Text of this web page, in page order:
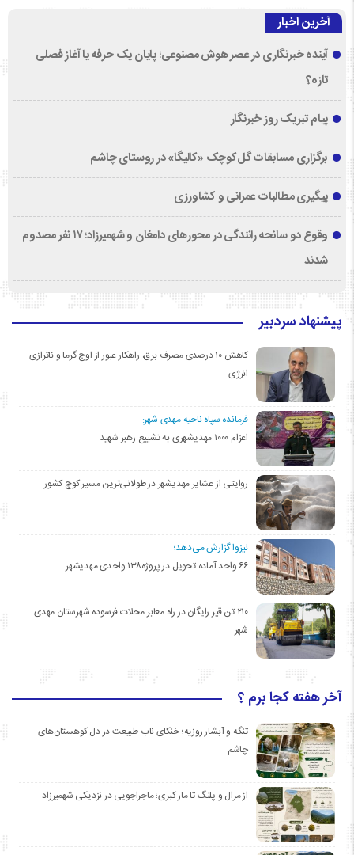
آخرین اخبار
آینده خبرنگاری در عصر هوش مصنوعی؛ پایان یک حرفه یا آغاز فصلی
تازه؟
پیام تبریک روز خبرنگار
برگزاری مسابقات گل‌کوچک «کالیگا» در روستای چاشم
پیگیری مطالبات عمرانی و کشاورزی
وقوع دو سانحه رانندگی در محورهای دامغان و شهمیرزاد؛ ۱۷ نفر مصدوم
شدند
پیشنهاد سردبیر
کاهش ۱۰ درصدی مصرف برق، راهکار عبور از اوج گرما و ناترازی
انرژی
فرمانده سپاه ناحیه مهدی شهر:
اعزام ۱۰۰۰ مهدیشهری به تشییع رهبر شهید
روایتی از عشایر مهدیشهر در طولانی‌ترین مسیر کوچ کشور
نیزوا گزارش می‌دهد؛
۶۶ واحد آماده تحویل در پروژه۱۳۸ واحدی مهدیشهر
۲۱۰ تن قیر رایگان در راه معابر محلات فرسوده شهرستان مهدی
شهر
آخر هفته کجا برم ؟
تنگه و آبشار روزیه؛ خنکای ناب طبیعت در دل کوهستان‌های
چاشم
از مرال و پلنگ تا مار کبری؛ ماجراجویی در نزدیکی شهمیرزاد